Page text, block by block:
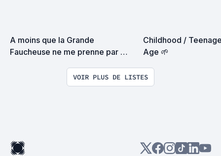
A moins que la Grande
Faucheuse ne me prenne par
Childhood /
Age 🌱
VOIR PLUS DE LISTES